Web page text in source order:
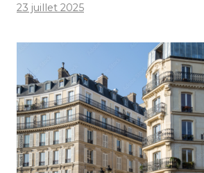
23 juillet 2025